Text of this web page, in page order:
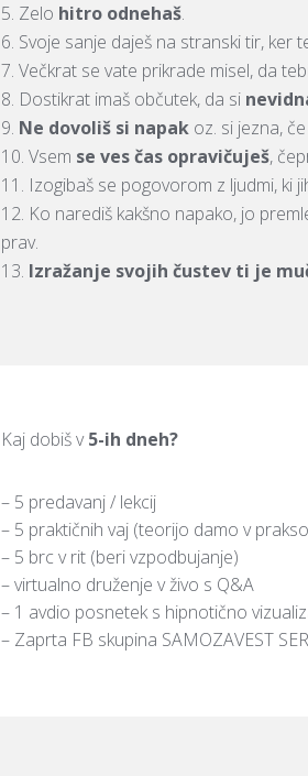
Zelo hitro odnehaš.
Svoje sanje daješ na stranski tir, ker
Večkrat se vate prikrade misel, da
Dostikrat imaš občutek, da si
Ne dovoliš si napak oz. si jezna,
Vsem se ves čas opravičuješ,
Izogibaš se pogovorom z ljudmi, ki
Ko narediš kakšno napako, jo
prav.
Izražanje svojih čustev ti je
Kaj dobiš v5-ih dneh?
– 5 predavanj / lekcij
– 5 praktičnih vaj (teorijo damo v
– 5 brc v rit (beri vzpodbujanje)
– virtualno druženje v živo s Q&A
– 1 avdio posnetek s hipnotično
– Zaprta FB skupina SAMOZAVEST